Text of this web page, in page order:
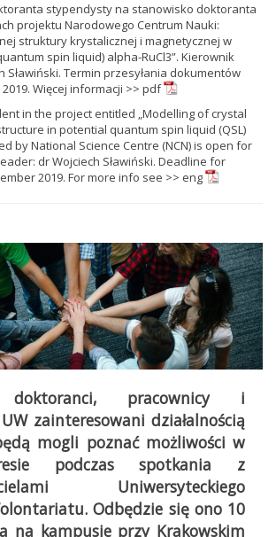
stypendysty na stanowisko doktoranta
projektu Narodowego Centrum Nauki:
struktury krystalicznej i magnetycznej w
spin liquid) alpha-RuCl3”. Kierownik
Sławiński. Termin przesyłania dokumentów
Więcej informacji >> pdf
in the project entitled „Modelling of crystal
in potential quantum spin liquid (QSL)
by National Science Centre (NCN) is open for
dr Wojciech Sławiński. Deadline for
2019. For more info see >> eng
doktoranci, pracownicy i
zainteresowani działalnością
mogli poznać możliwości w
podczas spotkania z
Uniwersyteckiego
Odbędzie się ono 10
na kampusie przy Krakowskim